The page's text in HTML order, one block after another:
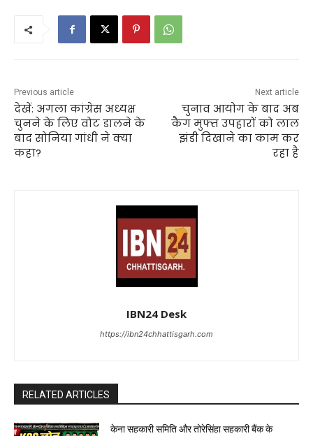
Previous article
देखें: अगला कांग्रेस अध्यक्ष
चुनने के लिए वोट डालने के
बाद सोनिया गांधी ने क्या
कहा?
Next article
चुनाव आयोग के बाद अब
कैग मुफ्त उपहारों को लाल
झंडी दिखाने का काम कर
रहा है
IBN24 Desk
https://ibn24chhattisgarh.com
RELATED ARTICLES
केना सहकारी समिति और तोरेसिंहा सहकारी बैंक के